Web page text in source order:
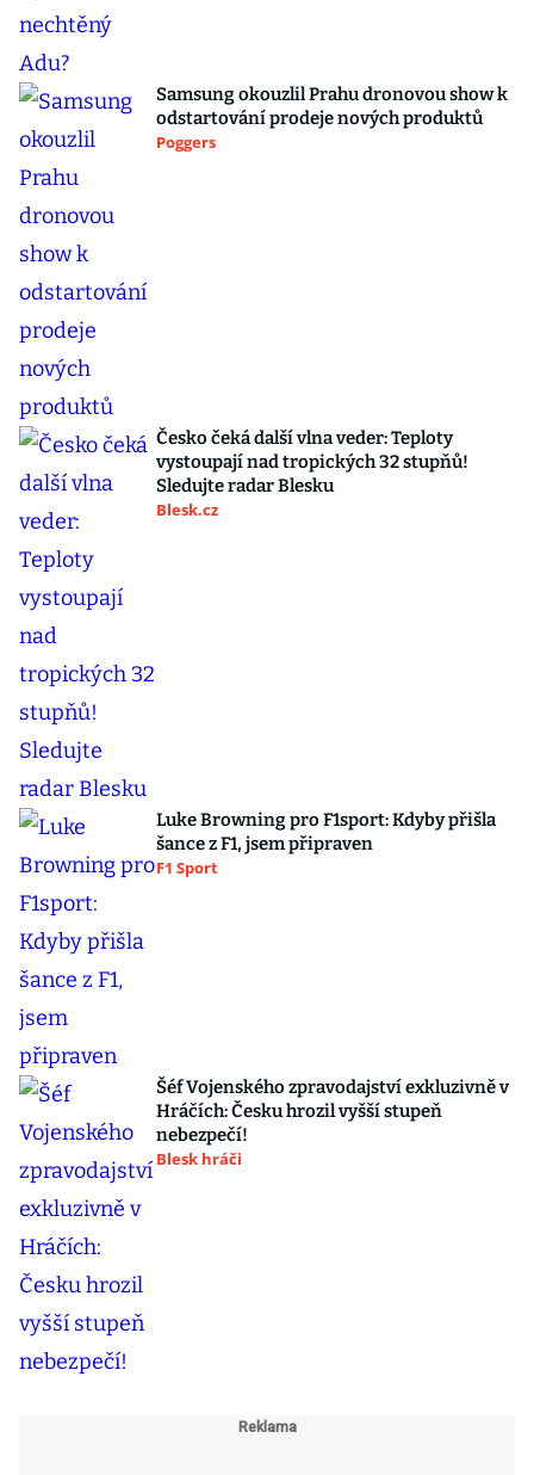
Samsung okouzlil Prahu dronovou show k
odstartování prodeje nových produktů
Poggers
Česko čeká další vlna veder: Teploty
vystoupají nad tropických 32 stupňů!
Sledujte radar Blesku
Blesk.cz
Luke Browning pro F1sport: Kdyby přišla
šance z F1, jsem připraven
F1 Sport
Šéf Vojenského zpravodajství exkluzivně v
Hráčích: Česku hrozil vyšší stupeň
nebezpečí!
Blesk hráči